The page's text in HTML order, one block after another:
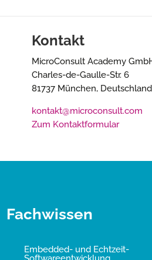
Kontakt
MicroConsult Academy
Charles-de-Gaulle-Str. 6
81737 München, Deutschland
kontakt@microconsult.com
Zum Kontaktformular
Fachwissen
Embedded- und Echtzeit-